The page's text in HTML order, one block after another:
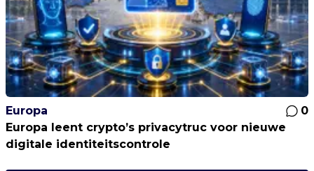
Europa
0
Europa leent crypto’s privacytruc voor nieuwe
digitale identiteitscontrole